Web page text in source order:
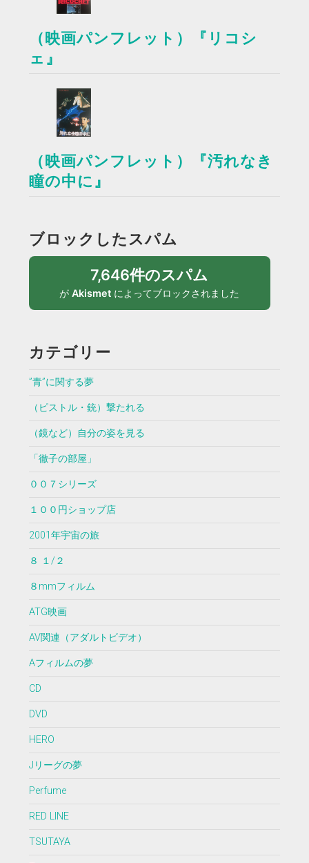
（映画パンフレット）『リコシ
ェ』
（映画パンフレット）『汚れなき
瞳の中に』
ブロックしたスパム
7,646件のスパム
がAkismet によってブロックされました
カテゴリー
”青”に関する夢
（ピストル・銃）撃たれる
（鏡など）自分の姿を見る
「徹子の部屋」
００７シリーズ
１００円ショップ店
2001年宇宙の旅
８ １/２
８mmフィルム
ATG映画
AV関連（アダルトビデオ）
Aフィルムの夢
CD
DVD
HERO
Jリーグの夢
Perfume
RED LINE
TSUTAYA